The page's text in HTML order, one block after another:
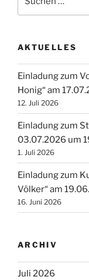
nach:
AKTUELLES
Einladung zum
Honig“ am
12. Juli 2026
Einladung zum
03.07.2026 um
1. Juli 2026
Einladung zum
Völker“ am
16. Juni 2026
ARCHIV
Juli 2026